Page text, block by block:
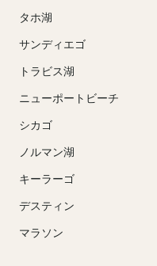
タホ湖
サンディエゴ
トラビス湖
ニューポートビーチ
シカゴ
ノルマン湖
キーラーゴ
デスティン
マラソン